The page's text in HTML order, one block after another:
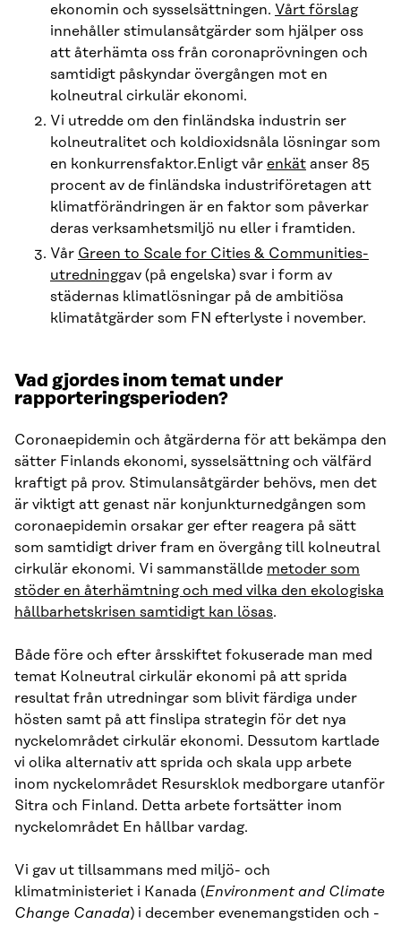
ekonomin och sysselsättningen. Vårt förslag
innehåller stimulansåtgärder som hjälper oss
att återhämta oss från coronaprövningen och
samtidigt påskyndar övergången mot en
kolneutral cirkulär ekonomi.
Vi utredde om den finländska industrin ser
kolneutralitet och koldioxidsnåla lösningar som
en konkurrensfaktor.Enligt vår enkät anser 85
procent av de finländska industriföretagen att
klimatförändringen är en faktor som påverkar
deras verksamhetsmiljö nu eller i framtiden.
Vår Green to Scale for Cities & Communities-
utredninggav (på engelska) svar i form av
städernas klimatlösningar på de ambitiösa
klimatåtgärder som FN efterlyste i november.
Vad gjordes inom temat under
rapporteringsperioden?
Coronaepidemin och åtgärderna för att bekämpa den
sätter Finlands ekonomi, sysselsättning och välfärd
kraftigt på prov. Stimulansåtgärder behövs, men det
är viktigt att genast när konjunkturnedgången som
coronaepidemin orsakar ger efter reagera på sätt
som samtidigt driver fram en övergång till kolneutral
cirkulär ekonomi. Vi sammanställde metoder som
stöder en återhämtning och med vilka den ekologiska
hållbarhetskrisen samtidigt kan lösas.
Både före och efter årsskiftet fokuserade man med
temat Kolneutral cirkulär ekonomi på att sprida
resultat från utredningar som blivit färdiga under
hösten samt på att finslipa strategin för det nya
nyckelområdet cirkulär ekonomi. Dessutom kartlade
vi olika alternativ att sprida och skala upp arbete
inom nyckelområdet Resursklok medborgare utanför
Sitra och Finland. Detta arbete fortsätter inom
nyckelområdet En hållbar vardag.
Vi gav ut tillsammans med miljö- och
klimatministeriet i Kanada (Environment and Climate
Change Canada) i december evenemangstiden och -